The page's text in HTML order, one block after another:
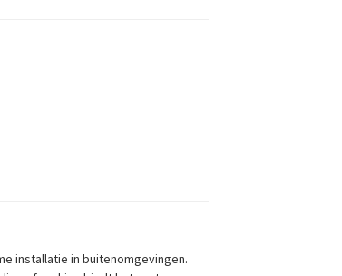
installatie in buitenomgevingen.